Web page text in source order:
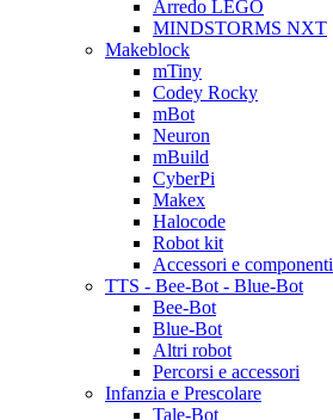
Arredo LEGO
MINDSTORMS NXT
Makeblock
mTiny
Codey Rocky
mBot
Neuron
mBuild
CyberPi
Makex
Halocode
Robot kit
Accessori e componenti
TTS - Bee-Bot - Blue-Bot
Bee-Bot
Blue-Bot
Altri robot
Percorsi e accessori
Infanzia e Prescolare
Tale-Bot